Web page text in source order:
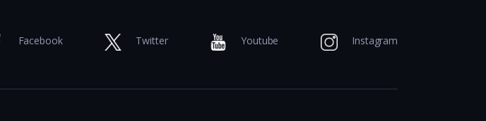
Facebook Twitter Youtube Instagram